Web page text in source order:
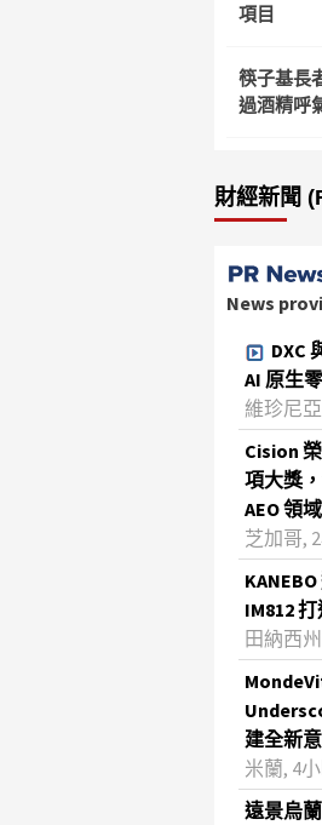
項目
筷子基長
過酒精呼
財經新聞
News
DXC
AI 原生
維珍尼
Cision
項大獎
AEO 領域
芝加哥,
IM812
田納西
建全新
米蘭, 4
遠景烏